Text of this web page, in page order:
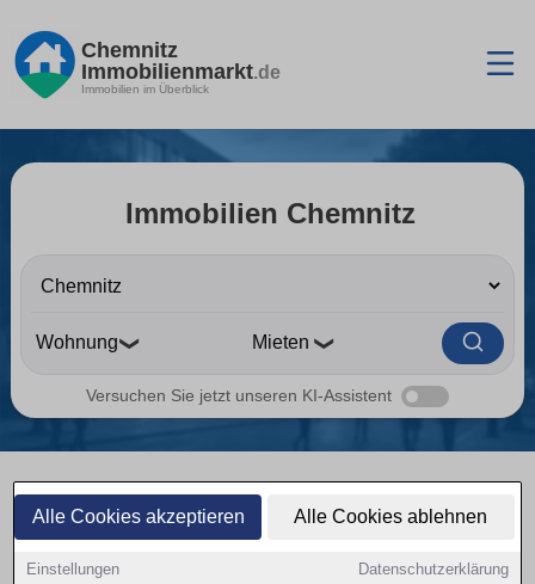
Alle Cookies akzeptieren Alle Cookies ablehnen
Einstellungen Datenschutzerklärung
Chemnitz
Immobilienmarkt.de
Immobilien im Überblick
Immobilien Chemnitz
❯ ❯
Versuchen Sie jetzt unseren KI-Assistent
Chemnitz Immobilienmarkt